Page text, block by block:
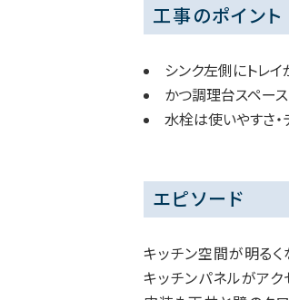
工事のポイント
シンク左側にトレ
かつ調理台スペー
水栓は使いやすさ
エピソード
キッチン空間が明るく
キッチンパネルがアク